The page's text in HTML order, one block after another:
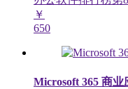
￥
650
Microsoft 365 商业